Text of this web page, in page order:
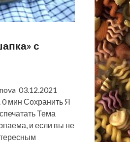
с
03.12.2021
0 мин Сохранить Я
Тема
и если вы не